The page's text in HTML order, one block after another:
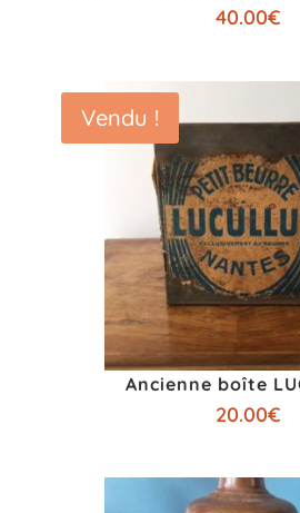
40.00€
Ancienne boîte
20.00€
Vendu !